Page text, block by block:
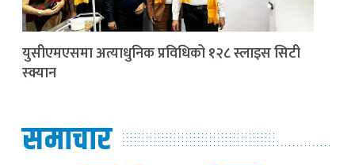
युसीएमएसमा अत्याधुनिक प्रविधिको १२८ स्लाइस सिटी
स्क्यान
समाचार